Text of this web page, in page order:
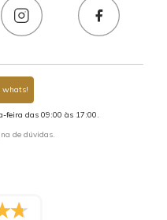
whats!
feira das 09:00 às 17:00.
de dúvidas.